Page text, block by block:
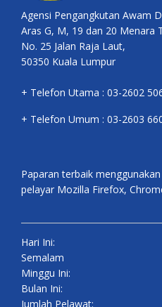
Agensi Pengangkutan Awam
Aras G, M, 19 dan 20 Menara
No. 25 Jalan Raja Laut,
50350 Kuala Lumpur
+ Telefon Utama : 03-2602
+ Telefon Umum : 03-2603
Paparan terbaik
pelayar Mozilla Firefox,
Hari Ini:
Semalam
Minggu Ini:
Bulan Ini:
Jumlah Pelawat: